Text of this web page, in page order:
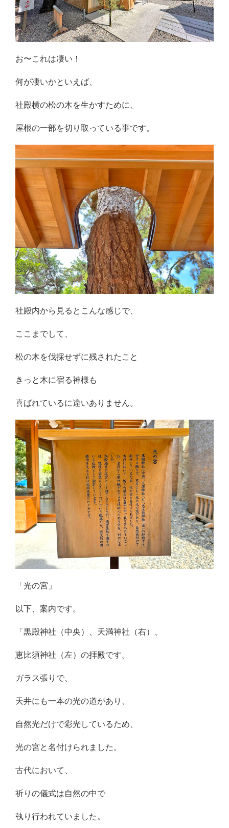
お〜これは凄い！
何が凄いかといえば、
社殿横の松の木を生かすために、
屋根の一部を切り取っている事です。
社殿内から見るとこんな感じで、
ここまでして、
松の木を伐採せずに残されたこと
きっと木に宿る神様も
喜ばれているに違いありません。
「光の宮」
以下、案内です。
「黒殿神社（中央）、天満神社（右）、
恵比須神社（左）の拝殿です。
ガラス張りで、
天井にも一本の光の道があり、
自然光だけで彩光しているため、
光の宮と名付けられました。
古代において、
祈りの儀式は自然の中で
執り行われていました。